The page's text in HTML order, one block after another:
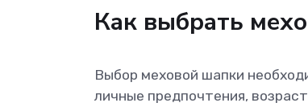
Как выбрать
Выбор меховой шапки
личные предпочтения,